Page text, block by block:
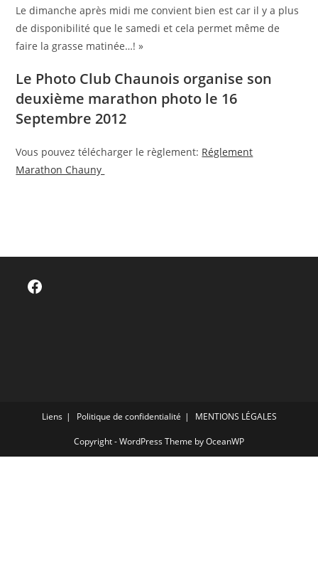
Le dimanche après midi me convient bien est car il y a plus
de disponibilité que le samedi et cela permet même de
faire la grasse matinée…! »
Le Photo Club Chaunois organise son
deuxième marathon photo le 16
Septembre 2012
Vous pouvez télécharger le règlement: Réglement
Marathon Chauny
Facebook
Liens Politique de confidentialité MENTIONS LÉGALES
Copyright - WordPress Theme by OceanWP